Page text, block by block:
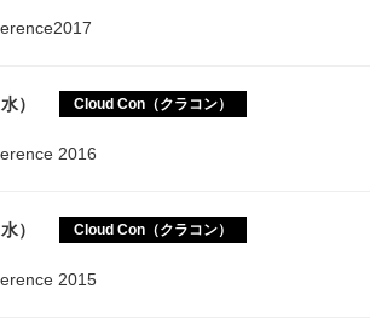
） Cloud Con（クラコン）
2016
） Cloud Con（クラコン）
2015